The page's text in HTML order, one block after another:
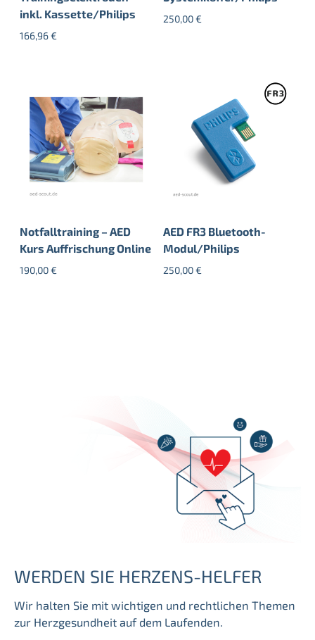
inkl. Kassette/Philips
166,96€
250,00€
Notfalltraining – AED
Kurs Auffrischung Online
190,00€
AED FR3 Bluetooth-
Modul/Philips
250,00€
WERDEN SIE HERZENS-HELFER
Wir halten Sie mit wichtigen und rechtlichen Themen
zur Herzgesundheit auf dem Laufenden.